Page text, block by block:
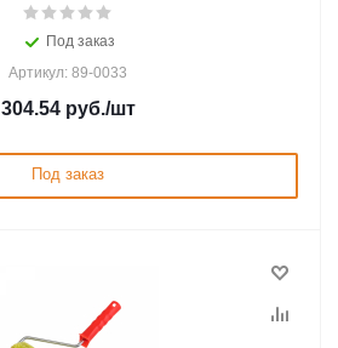
Под заказ
Артикул: 89-0033
304.54руб./шт
Под заказ